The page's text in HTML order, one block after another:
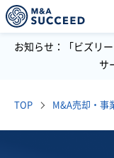
お知らせ：「ビズリ
サ
TOP M&A売却・事